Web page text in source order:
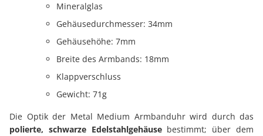
Mineralglas
Gehäusedurchmesser: 34mm
Gehäusehöhe: 7mm
Breite des Armbands: 18mm
Klappverschluss
Gewicht: 71g
Die Optik der Metal Medium Armbanduhr wird durch das
polierte, schwarze Edelstahlgehäusebestimmt; über dem